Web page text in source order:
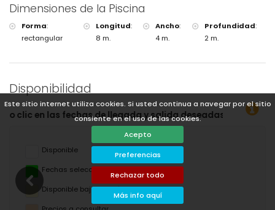
Este sitio internet utiliza cookies. Si usted continua a navegar por el sitio
consiente en el uso de las cookies.
Acepto
Preferencias
Rechazar todo
Más info aquí
Dimensiones de la Piscina
Forma:
rectangular
Longitud:
8 m.
Ancho:
4 m.
Profundidad:
2 m.
Disponibilidad
y salida deseadas!
Disponible
Fechas seleccionadas
Disponible bajo petición